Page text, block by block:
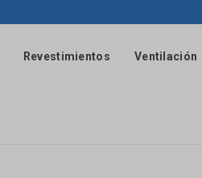
Revestimientos Ventilación